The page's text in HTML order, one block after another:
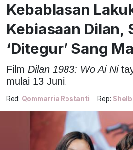
Kebablasan
Kebiasaan Dilan,
‘Ditegur’ Sang
Film Dilan 1983: Wo Ai Ni
mulai 13 Juni.
Red: Qommarria Rostanti Rep: